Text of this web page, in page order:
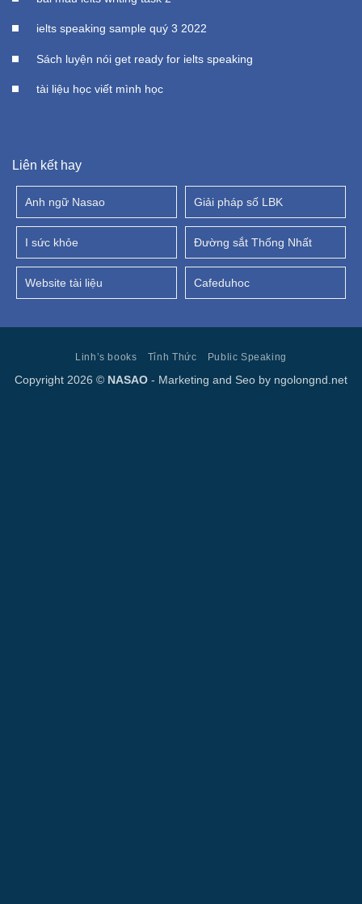
ielts speaking sample quý 3 2022
Sách luyện nói get ready for ielts speaking
tài liệu học viết mình học
Liên kết hay
Anh ngữ Nasao Giải pháp số LBK
I sức khỏe Đường sắt Thống Nhất
Website tài liệu Cafeduhoc
Linh’s books Tỉnh Thức Public Speaking
Copyright 2026 © NASAO - Marketing and Seo by ngolongnd.net